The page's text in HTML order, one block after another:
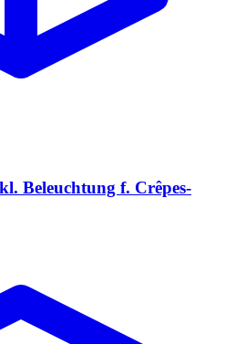
Beleuchtung f. Crêpes-